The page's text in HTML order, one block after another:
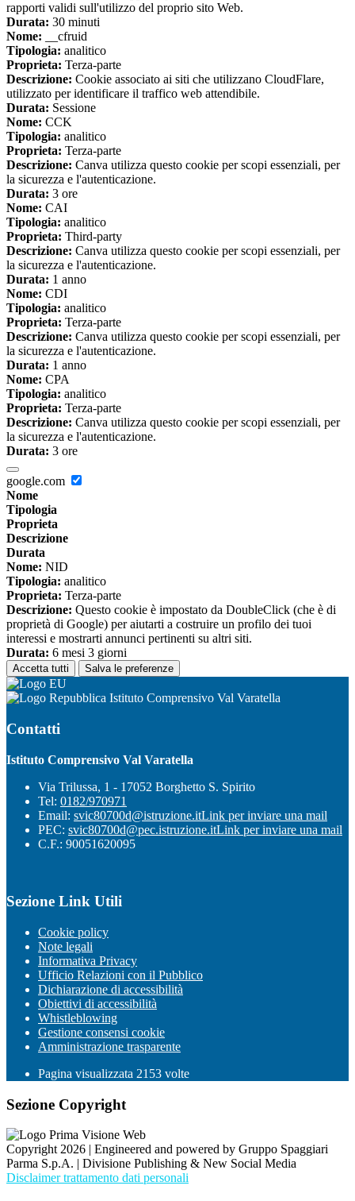
rapporti validi sull'utilizzo del proprio sito Web.
Durata: 30 minuti
Nome: __cfruid
Tipologia: analitico
Proprieta: Terza-parte
Descrizione: Cookie associato ai siti che utilizzano CloudFlare,
utilizzato per identificare il traffico web attendibile.
Durata: Sessione
Nome: CCK
Tipologia: analitico
Proprieta: Terza-parte
Descrizione: Canva utilizza questo cookie per scopi essenziali, per
la sicurezza e l'autenticazione.
Durata: 3 ore
Nome: CAI
Tipologia: analitico
Proprieta: Third-party
Descrizione: Canva utilizza questo cookie per scopi essenziali, per
la sicurezza e l'autenticazione.
Durata: 1 anno
Nome: CDI
Tipologia: analitico
Proprieta: Terza-parte
Descrizione: Canva utilizza questo cookie per scopi essenziali, per
la sicurezza e l'autenticazione.
Durata: 1 anno
Nome: CPA
Tipologia: analitico
Proprieta: Terza-parte
Descrizione: Canva utilizza questo cookie per scopi essenziali, per
la sicurezza e l'autenticazione.
Durata: 3 ore
google.com
Nome
Tipologia
Proprieta
Descrizione
Durata
Nome: NID
Tipologia: analitico
Proprieta: Terza-parte
Descrizione: Questo cookie è impostato da DoubleClick (che è di
proprietà di Google) per aiutarti a costruire un profilo dei tuoi
interessi e mostrarti annunci pertinenti su altri siti.
Durata: 6 mesi 3 giorni
Accetta tutti Salva le preferenze
Istituto Comprensivo Val Varatella
Contatti
Istituto Comprensivo Val Varatella
Via Trilussa, 1 - 17052 Borghetto S. Spirito
Tel: 0182/970971
Email: svic80700d@istruzione.itLink per inviare una mail
PEC: svic80700d@pec.istruzione.itLink per inviare una mail
C.F.: 90051620095
Sezione Link Utili
Cookie policy
Note legali
Informativa Privacy
Ufficio Relazioni con il Pubblico
Dichiarazione di accessibilità
Obiettivi di accessibilità
Whistleblowing
Gestione consensi cookie
Amministrazione trasparente
Pagina visualizzata 2153 volte
Sezione Copyright
Copyright 2026 | Engineered and powered by Gruppo Spaggiari
Parma S.p.A. | Divisione Publishing & New Social Media
Disclaimer trattamento dati personali